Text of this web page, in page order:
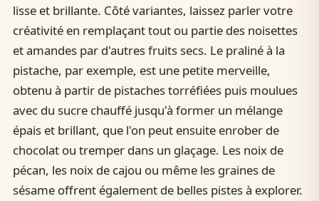
lisse et brillante. Côté variantes, laissez parler votre
créativité en remplaçant tout ou partie des noisettes
et amandes par d'autres fruits secs. Le praliné à la
pistache, par exemple, est une petite merveille,
obtenu à partir de pistaches torréfiées puis moulues
avec du sucre chauffé jusqu'à former un mélange
épais et brillant, que l'on peut ensuite enrober de
chocolat ou tremper dans un glaçage. Les noix de
pécan, les noix de cajou ou même les graines de
sésame offrent également de belles pistes à explorer.